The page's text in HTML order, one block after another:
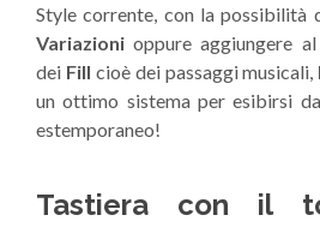
Style corrente, con la possibilità
Variazionioppure aggiungere
dei Fill cioè dei passaggi musicali,
un ottimo sistema per esibirsi
estemporaneo!
Tastiera con il